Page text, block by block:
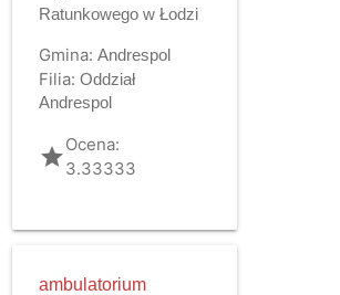
Ratunkowego w Łodzi
Gmina: Andrespol
Filia: Oddział
Andrespol
gradeOcena:
3.33333
ambulatorium